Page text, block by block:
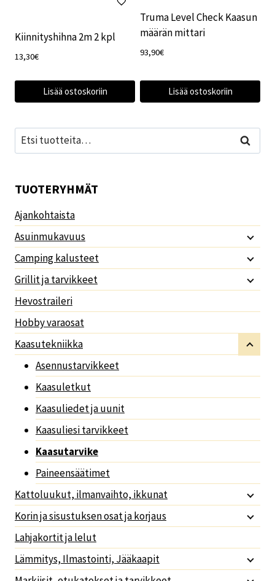
Kiinnityshihna 2m 2 kpl
13,30€
Lisää ostoskoriin
Truma Level Check Kaasun
määrän mittari
93,90€
Lisää ostoskoriin
Etsi: Haku
TUOTERYHMÄT
Ajankohtaista
Asuinmukavuus
Camping kalusteet
Grillit ja tarvikkeet
Hevostraileri
Hobby varaosat
Kaasutekniikka
Asennustarvikkeet
Kaasuletkut
Kaasuliedet ja uunit
Kaasuliesi tarvikkeet
Kaasutarvike
Paineensäätimet
Kattoluukut, ilmanvaihto, ikkunat
Korin ja sisustuksen osat ja korjaus
Lahjakortit ja lelut
Lämmitys, Ilmastointi, Jääkaapit